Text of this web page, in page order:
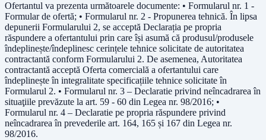
Ofertantul va prezenta următoarele documente: • Formularul nr. 1 -
Formular de ofertă; • Formularul nr. 2 - Propunerea tehnică. În lipsa
depunerii Formularului 2, se acceptă Declarația pe propria
răspundere a ofertantului prin care își asumă că produsul/produsele
îndeplinește/îndeplinesc cerințele tehnice solicitate de autoritatea
contractantă conform Formularului 2. De asemenea, Autoritatea
contractantă acceptă Oferta comercială a ofertantului care
îndeplinește în integralitate specificațiile tehnice solicitate în
Formularul 2. • Formularul nr. 3 – Declaratie privind neîncadrarea în
situaţiile prevăzute la art. 59 - 60 din Legea nr. 98/2016; •
Formularul nr. 4 – Declaratie pe propria răspundere privind
neîncadrarea în prevederile art. 164, 165 și 167 din Legea nr.
98/2016.